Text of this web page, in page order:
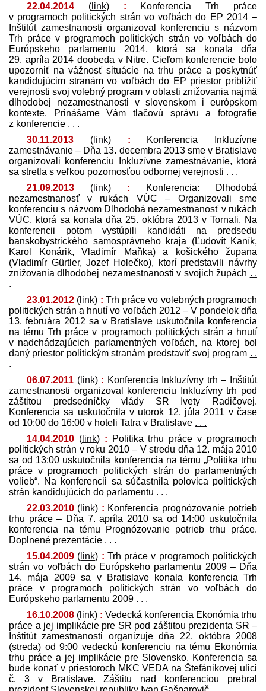
22.04.2014 (link) : Konferencia Trh práce
v programoch politických strán vo voľbách do EP 2014 –
Inštitút zamestnanosti organizoval konferenciu s názvom
Trh práce v programoch politických strán vo voľbách do
Európskeho parlamentu 2014, ktorá sa konala dňa
29. apríla 2014 doobeda v Nitre. Cieľom konferencie bolo
upozorniť na vážnosť situácie na trhu práce a poskytnúť
kandidujúcim stranám vo voľbách do EP priestor priblížiť
verejnosti svoj volebný program v oblasti znižovania najmä
dlhodobej nezamestnanosti v slovenskom i európskom
kontexte. Prinášame Vám tlačovú správu a fotografie
z konferencie . . .
30.11.2013 (link) : Konferencia Inkluzívne
zamestnávanie – Dňa 13. decembra 2013 sme v Bratislave
organizovali konferenciu Inkluzívne zamestnávanie, ktorá
sa stretla s veľkou pozornosťou odbornej verejnosti . . .
21.09.2013 ( link) : Konferencia: Dlhodobá
nezamestnanosť v rukách VÚC – Organizovali sme
konferenciu s názvom Dlhodobá nezamestnanosť v rukách
VÚC, ktorá sa konala dňa 25. októbra 2013 v Tornali. Na
konferencii potom vystúpili kandidáti na pred­sedu
banskobystrického samosprávneho kraja (Ľudovít Kaník,
Karol Konárik, Vladimír Maňka) a košického župana
(Vladimír Gürtler, Jozef Holečko), ktorí pred­stavili návrhy
znižovania dlhodobej nezamestnanosti v svojich župách . .
.
23.01.2012 ( link) : Trh práce vo volebných programoch
politických strán a hnutí vo voľbách 2012 – V pondelok dňa
13. februára 2012 sa v Bratislave uskutočnila konferencia
na tému Trh práce v programoch politických strán a hnutí
v nadchádzajúcich parlamentných voľbách, na ktorej bol
daný priestor politickým stranám pred­staviť svoj program . .
.
06.07.2011 (link) : Konferencia Inkluzívny trh – Inštitút
zamestnanosti organizoval konferenciu Inkluzívny trh pod
záštitou pred­sedníčky vlády SR Ivety Radičovej.
Konferencia sa uskutočnila v utorok 12. júla 2011 v čase
od 10:00 do 16:00 v hoteli Tatra v Bratislave . . .
14.04.2010 (link) : Politika trhu práce v programoch
politických strán v roku 2010 – V stredu dňa 12. mája 2010
sa od 13:00 uskutočnila konferencia na tému „Politika trhu
práce v programoch politických strán do parlamentných
volieb“. Na konferencii sa súčastnila polovica politických
strán kandidujúcich do parlamentu . . .
22.03.2010 ( link) : Konferencia prognózovanie potrieb
trhu práce – Dňa 7. apríla 2010 sa od 14:00 uskutočnila
konferencia na tému Prognózovanie potrieb trhu práce.
Doplnené prezentácie . . .
15.04.2009 ( link) : Trh práce v programoch politických
strán vo voľbách do Európskeho parlamentu 2009 – Dňa
14. mája 2009 sa v Bratislave konala konferencia Trh
práce v programoch politických strán vo voľbách do
Európskeho parlamentu 2009 . . .
16.10.2008 ( link) : Vedecká konferencia Ekonómia trhu
práce a jej implikácie pre SR pod záštitou prezidenta SR –
Inštitút zamestnanosti organizuje dňa 22. októbra 2008
(streda) od 9:00 vedeckú konferenciu na tému Ekonómia
trhu práce a jej implikácie pre Slovensko. Konferencia sa
bude konať v priestoroch MKC VEDA na Štefánikovej ulici
č. 3 v Bratislave. Záštitu nad konferenciou prebral